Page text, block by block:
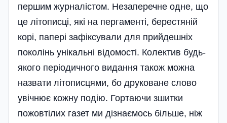
першим журналістом. Незаперечне одне, що
це літописці, які на пергаменті, берестяній
корі, папері зафіксували для прийдешніх
поколінь унікальні відомості. Колектив будь-
якого періодичного видання також можна
назвати літописцями, бо друковане слово
увічнює кожну подію. Гортаючи зшитки
пожовтілих газет ми дізнаємось більше, ніж